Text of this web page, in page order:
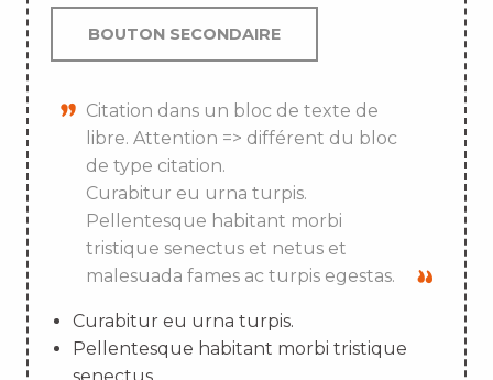
BOUTON SECONDAIRE
Citation dans un bloc de texte de
libre. Attention => différent du bloc
de type citation.
Curabitur eu urna turpis.
Pellentesque habitant morbi
tristique senectus et netus et
malesuada fames ac turpis egestas.
Curabitur eu urna turpis.
Pellentesque habitant morbi tristique